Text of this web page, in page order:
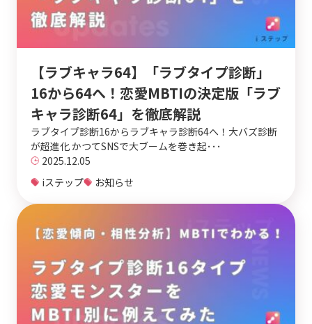
【ラブキャラ64】「ラブタイプ診断」
16から64へ！恋愛MBTIの決定版「ラブ
キャラ診断64」を徹底解説
ラブタイプ診断16からラブキャラ診断64へ！大バズ診断
が超進化 かつてSNSで大ブームを巻き起･･･
2025.12.05
iステップ
お知らせ